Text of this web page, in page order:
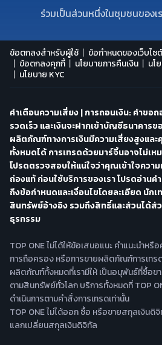
ร่วมเป็นส่วนหนึ่งในชุมชนของเ
ข้อตกลงสำหรับผู้ใช้ ข้อกำหนดของเว็บไซต์
ข้อตกลงคุกกี้
นโยบายการคืนเงิน
นโ
นโยบาย KYC
คำเตือนความเสี่ยง | การถอนเงิน: คำขอ
รวดเร็ว และเงินจะฝากเข้าบัญชีธนาคาร
ผลิตภัณฑ์ทางการเงินมีความเสี่ยงสูงแล
ทั้งหมดได้ การเทรดด้วยมาร์จิ้นอาจไม่เ
โปรดตรวจสอบให้แน่ใจว่าคุณเข้าใจควา
ถ่องแท้ ก่อนใช้บริการของเรา โปรดอ่านค
ถึงข้อกำหนดและเงื่อนไขโดยละเอียด นักเ
สินทรัพย์อ้างอิง รวมถึงสิทธิ์และส่วนได้ส่
ธุรกรรม
TOP ONE ไม่ได้ให้ข้อเสนอแนะ คำแนะนำหรื
การถือครอง หรือการขายผลิตภัณฑ์การเทร
ผลิตภัณฑ์ทั้งหมดที่เรามีให้ เป็นอนุพันธ์ที่ซื้อข
ตามสินทรัพย์ทั่วโลก บริการทั้งหมดที่ TOP
ดำเนินการตามคำสั่งการเทรดเท่านั้น
TOP ONE ไม่ได้ออก ซื้อ หรือขายสกุลเงินดิ
แลกเปลี่ยนสกุลเงินดิจิทัล